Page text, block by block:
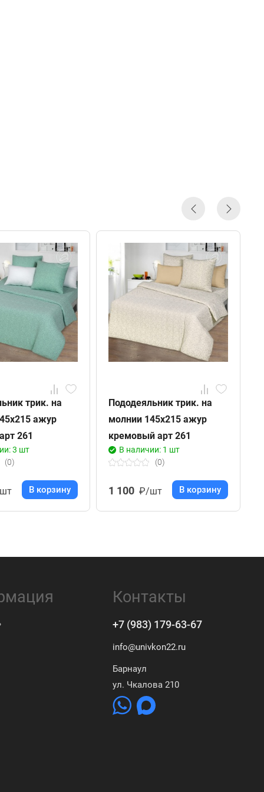
трик. на
ажур
261
3 шт
(0)
В корзину
Пододеяльник трик. на
молнии 145х215 ажур
кремовый арт 261
В наличии: 1 шт
(0)
1 100 ₽/шт В корзину
Контакты
+7 (983) 179-63-67
info@univkon22.ru
Барнаул
ул. Чкалова 210